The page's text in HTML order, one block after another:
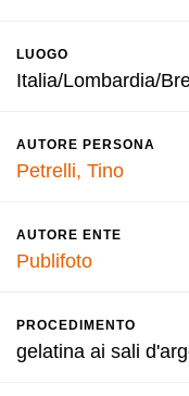
LUOGO
Italia/Lombardia/
AUTORE PERSONA
Petrelli, Tino
AUTORE ENTE
Publifoto
PROCEDIMENTO
gelatina ai sali